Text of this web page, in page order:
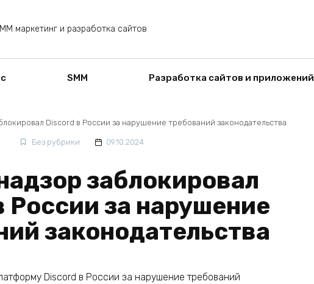
маркетинг и разработка сайтов
SMM Разработка сайтов и приложений
Discord в России за нарушение требований законодательства
Без рубрики 09.10.2024
заблокировал
России за нарушение
законодательства
Discord в России за нарушение требований